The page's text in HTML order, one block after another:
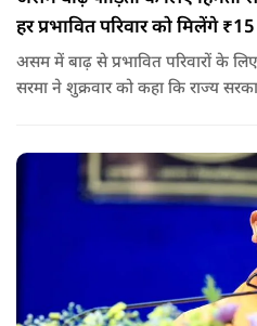
हर प्रभावित परिवार को मिलेंगे
असम में बाढ़ से प्रभावित परिवारों के लिए के मुख्यमंत्री हिमंता बिस्वा
सरमा ने शुक्रवार को कहा कि राज्य